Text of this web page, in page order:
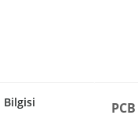
Bilgisi